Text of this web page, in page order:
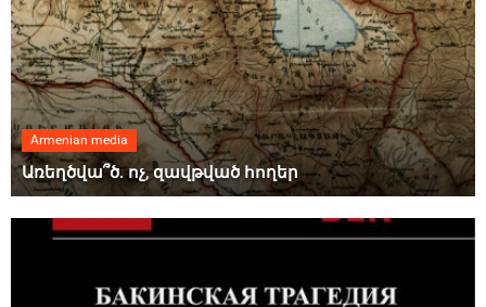
Armenian media
Առեղծվա՞ծ. ոչ, զավթված հողեր